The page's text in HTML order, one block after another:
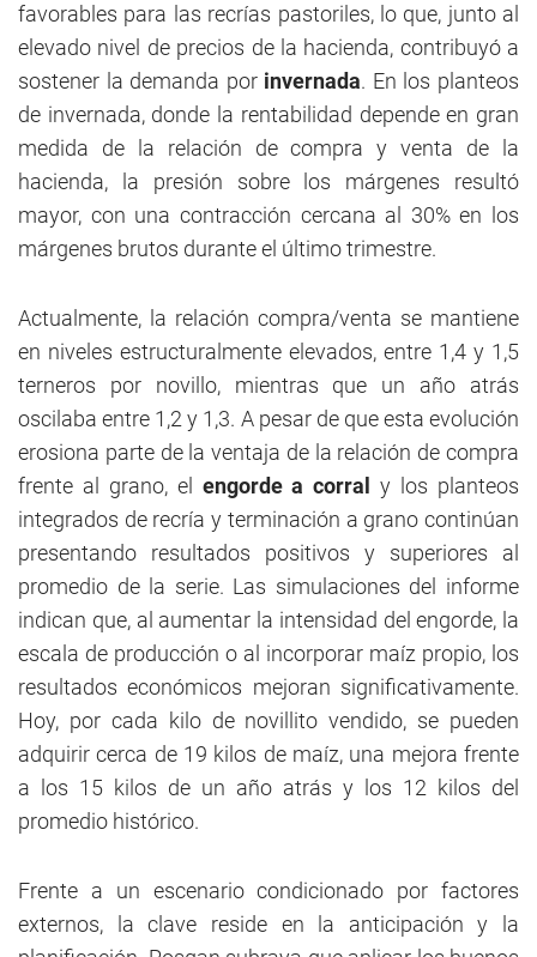
favorables para las recrías pastoriles, lo que, junto al
elevado nivel de precios de la hacienda, contribuyó a
sostener la demanda por invernada. En los planteos
de invernada, donde la rentabilidad depende en gran
medida de la relación de compra y venta de la
hacienda, la presión sobre los márgenes resultó
mayor, con una contracción cercana al 30% en los
márgenes brutos durante el último trimestre.
Actualmente, la relación compra/venta se mantiene
en niveles estructuralmente elevados, entre 1,4 y 1,5
terneros por novillo, mientras que un año atrás
oscilaba entre 1,2 y 1,3. A pesar de que esta evolución
erosiona parte de la ventaja de la relación de compra
frente al grano, el engorde a corral
y los planteos
integrados de recría y terminación a grano continúan
presentando resultados positivos y superiores al
promedio de la serie. Las simulaciones del informe
indican que, al aumentar la intensidad del engorde, la
escala de producción o al incorporar maíz propio, los
resultados económicos mejoran significativamente.
Hoy, por cada kilo de novillito vendido, se pueden
adquirir cerca de 19 kilos de maíz, una mejora frente
a los 15 kilos de un año atrás y los 12 kilos del
promedio histórico.
Frente a un escenario condicionado por factores
externos, la clave reside en la anticipación y la